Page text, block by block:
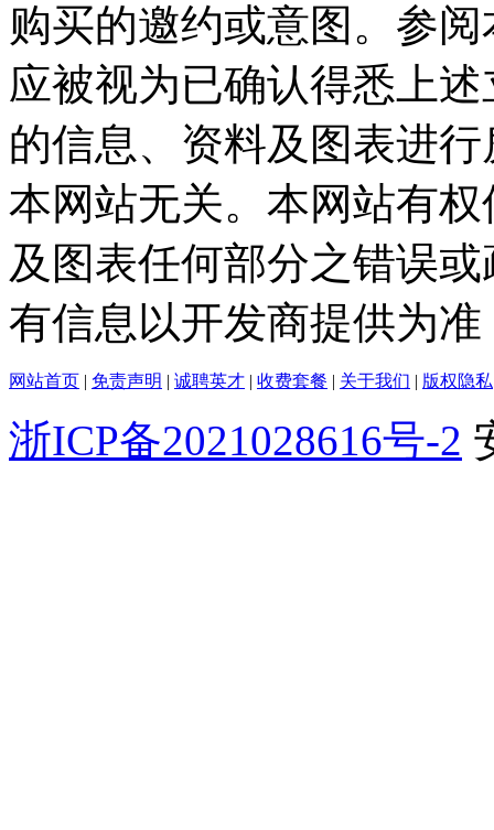
购买的邀约或意图。参
应被视为已确认得悉上
的信息、资料及图表进
本网站无关。本网站有
及图表任何部分之错误
有信息以开发商提供为准
网站首页 | 免责声明 | 诚聘英才 | 收费套餐 | 关于我们 | 版权隐私
浙ICP备2021028616号-2